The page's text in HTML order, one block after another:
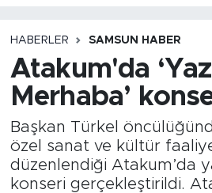
HABERLER SAMSUN HABER
Atakum'da
Merhaba’
Başkan Türkel
özel sanat ve kültür
düzenlendiği Atakum’da
konseri gerçekleştirildi.
Son Dakika Haberleri
Haber Arşivi